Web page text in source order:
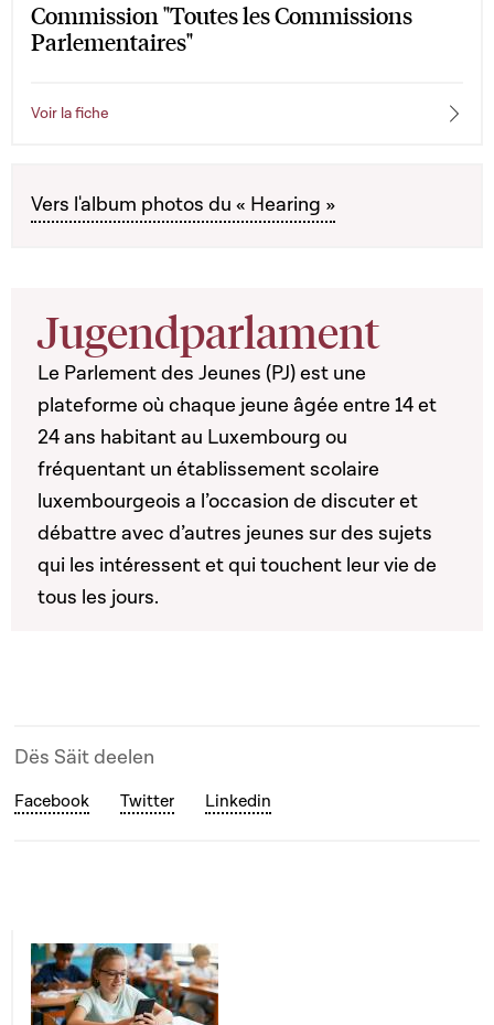
Commission "Toutes les Commissions
Parlementaires"
Voir la fiche
Vers l'album photos du « Hearing »
Jugendparlament
Le Parlement des Jeunes (PJ) est une
plateforme où chaque jeune âgée entre 14 et
24 ans habitant au Luxembourg ou
fréquentant un établissement scolaire
luxembourgeois a l’occasion de discuter et
débattre avec d’autres jeunes sur des sujets
qui les intéressent et qui touchent leur vie de
tous les jours.
Dës Säit deelen
Facebook Twitter Linkedin